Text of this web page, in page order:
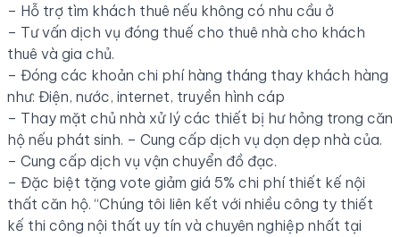
– Hỗ trợ tìm khách thuê nếu không có nhu cầu ở
– Tư vấn dịch vụ đóng thuế cho thuê nhà cho khách
thuê và gia chủ.
– Đóng các khoản chi phí hàng tháng thay khách hàng
như: Điện, nước, internet, truyền hình cáp
– Thay mặt chủ nhà xử lý các thiết bị hư hỏng trong căn
hộ nếu phát sinh. – Cung cấp dịch vụ dọn dẹp nhà của.
– Cung cấp dịch vụ vận chuyển đồ đạc.
– Đặc biệt tặng vote giảm giá 5% chi phí thiết kế nội
thất căn hộ. “Chúng tôi liên kết với nhiều công ty thiết
kế thi công nội thất uy tín và chuyên nghiệp nhất tại